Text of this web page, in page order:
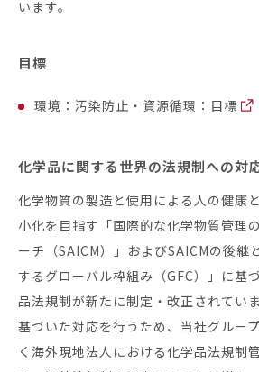
います。
目標
環境：汚染防止・資源循環：目標
化学品に関する世界の法規制への対
化学物質の製造と使用による人の健康
小化を目指す「国際的な化学物質管理
ーチ（SAICM）」およびSAICMの後継
するグローバル枠組み（GFC）」に基
品法規制が新たに制定・改正されてい
基づいた対応を行うため、当社グルー
く海外現地法人における化学品法規制